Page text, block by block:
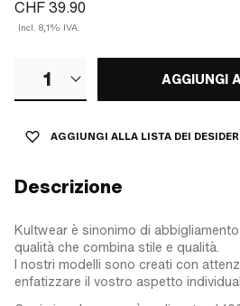
CHF 39.90
Incl. 8,1% IVA.
1 AGGIUNGI
AGGIUNGI ALLA LISTA DEI
Descrizione
Kultwear è sinonimo di
qualità che combina stile e qualità.
I nostri modelli sono creati con
enfatizzare il vostro aspetto